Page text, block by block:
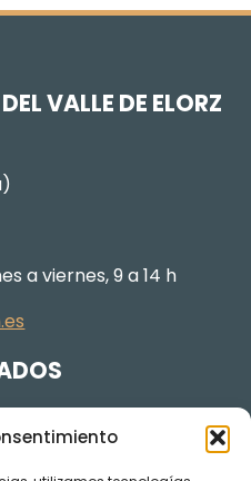
VALLE DE ELORZ
a viernes, 9 a 14 h
605 834 045
948 368 156